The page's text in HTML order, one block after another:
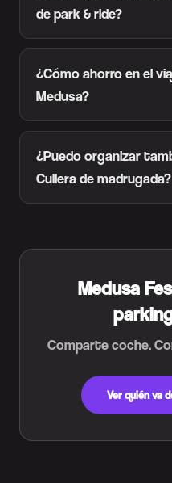
de park & ride?
¿Cómo ahorro en el
Medusa?
¿Puedo organizar
Cullera de madrugada?
Medusa
Comparte coche.
Ver quién va